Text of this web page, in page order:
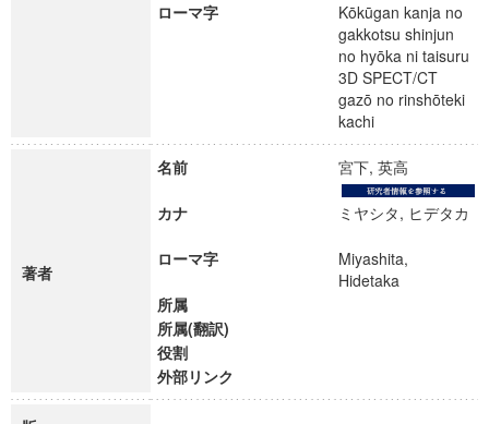
ローマ字
Kōkūgan kanja no
gakkotsu shinjun
no hyōka ni taisuru
3D SPECT/CT
gazō no rinshōteki
kachi
著者
名前 宮下, 英高
カナ ミヤシタ, ヒデタカ
ローマ字
Miyashita,
Hidetaka
所属
所属(翻訳)
役割
外部リンク